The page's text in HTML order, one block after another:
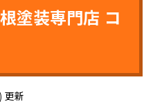
塗装専門店 コ
更新